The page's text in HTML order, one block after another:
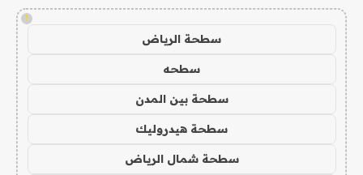
!
سطحة الرياض
سطحه
سطحة بين المدن
سطحة هيدروليك
سطحة شمال الرياض